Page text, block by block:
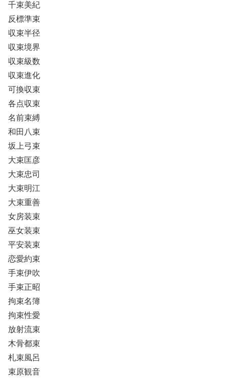
千束美紀
反標準束
収束半径
収束境界
収束級数
収束進化
可換収束
各点収束
名前束縛
和田八束
坂上弓束
大束匡彦
大束忠司
大束明江
大束重善
女房装束
巫女装束
平安装束
恋愛約束
手束伊吹
手束正昭
拘束名簿
拘束性愛
放射流束
木骨都束
札束風呂
束原観音